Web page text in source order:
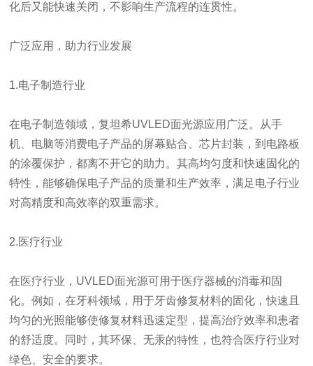
化后又能快速关闭，不影响生产流程的连贯性。
广泛应用，助力行业发展
1.电子制造行业
在电子制造领域，复坦希UVLED面光源应用广泛。从手
机、电脑等消费电子产品的屏幕贴合、芯片封装，到电路板
的涂覆保护，都离不开它的助力。其高均匀度和快速固化的
特性，能够确保电子产品的质量和生产效率，满足电子行业
对高精度和高效率的双重需求。
2.医疗行业
在医疗行业，UVLED面光源可用于医疗器械的消毒和固
化。例如，在牙科领域，用于牙齿修复材料的固化，快速且
均匀的光照能够使修复材料迅速定型，提高治疗效率和患者
的舒适度。同时，其环保、无汞的特性，也符合医疗行业对
绿色、安全的要求。